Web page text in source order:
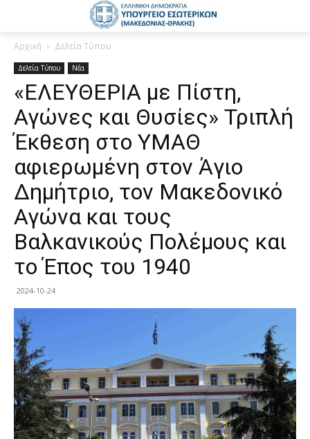
Αρχική Δελτία Τύπου
Δελτία Τύπου Νέα
«ΕΛΕΥΘΕΡΙΑ με Πίστη,
Αγώνες και Θυσίες» Τριπλή
Έκθεση στο ΥΜΑΘ
αφιερωμένη στον Άγιο
Δημήτριο, τον Μακεδονικό
Αγώνα και τους
Βαλκανικούς Πολέμους και
το Έπος του 1940
2024-10-24